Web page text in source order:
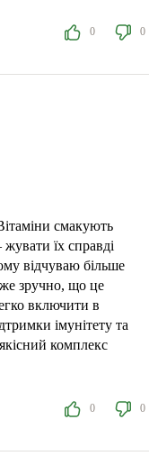
0 0
смакують
їх справді
відчуваю більше
зручно, що це
включити в
імунітету та
комплекс
0 0